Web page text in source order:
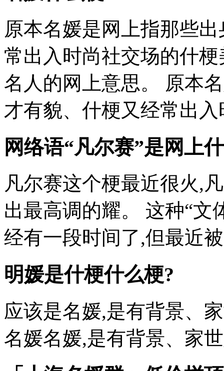
原本名媛是网上指那些
常出入时尚社交场的什梗
名人的网上意思。 原本
才有貌、什梗又经常出入
网络语“凡尔赛”是网上
凡尔赛这个梗最近很火,
出最高调的耀。 这种“文
经有一段时间了,但最近
明媛是什梗什么梗?
应该是名媛,是有背景、
名媛名媛,是有背景、家